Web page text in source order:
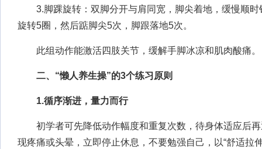
3.脚踝旋转：双脚分开与肩同宽，脚尖着地，缓慢顺时
旋转5圈，然后踮脚尖5次，脚跟落地5次。
此组动作能激活四肢关节，缓解手脚冰凉和肌肉酸痛。
二、“懒人养生操”的3个练习原则
1.循序渐进，量力而行
初学者可先降低动作幅度和重复次数，待身体适应后再
现疼痛或头晕，立即停止休息，不要勉强自己，以“舒适拉